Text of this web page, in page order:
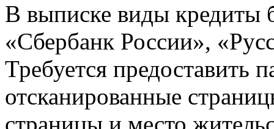
В выписке виды кредиты
«Сбербанк России»,
Требуется предоставить
отсканированные